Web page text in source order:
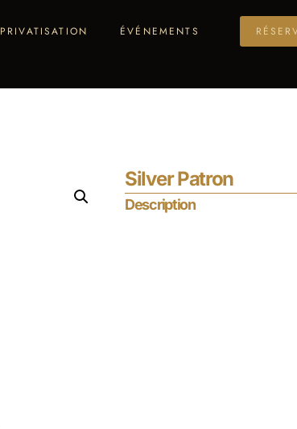
PRIVATISATION ÉVÉNEMENTS
Silver Patron
Description